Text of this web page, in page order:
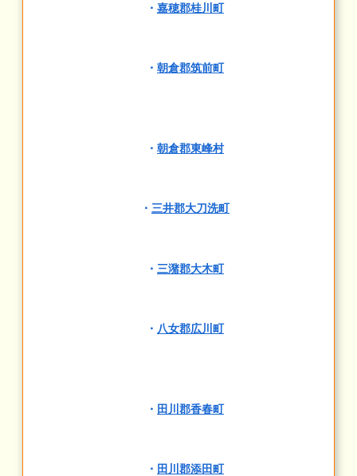
・ 嘉穂郡桂川町
・ 朝倉郡筑前町
・ 朝倉郡東峰村
・ 三井郡大刀洗町
・ 三潴郡大木町
・ 八女郡広川町
・ 田川郡香春町
・ 田川郡添田町